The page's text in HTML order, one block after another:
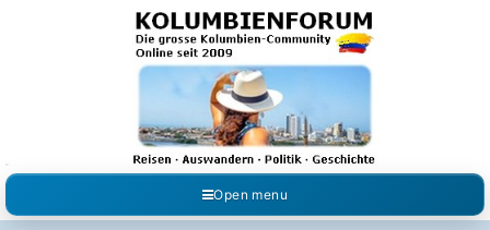
Kolumbienforum - Das
grosse Forum der
Freunde Kolumbiens
Reisen, Auswandern, Kultur, Politik, Geschichte und Visum in Kolumbien und Venezuela.
Austausch, Erfahrungen und Gemeinschaft im Kolumbienforum
Open menu